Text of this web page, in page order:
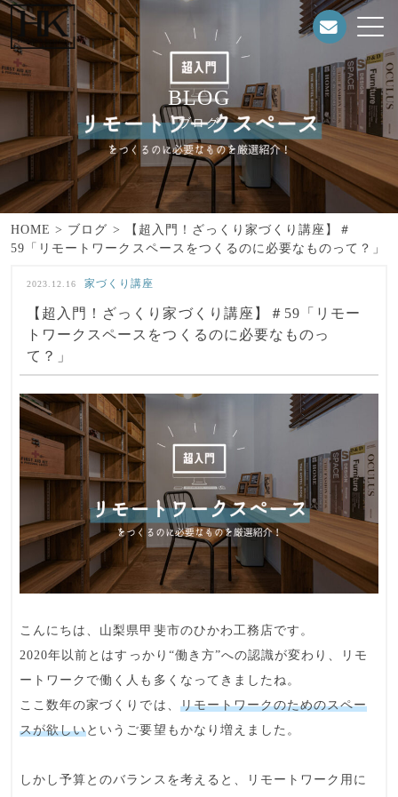
BLOG
ブログ
HOME > ブログ >
【超入門！ざっくり家づくり講座】＃
59「リモートワークスペースをつくるのに必要なものって？」
【超入門！ざっくり家づくり講座】＃59「リモー
トワークスペースをつくるのに必要なものっ
て？」
2023.12.16 家づくり講座
こんにちは、山梨県甲斐市のひかわ工務店です。
2020年以前とはすっかり“働き方”への認識が変わり、
リモ
ートワークで働く人 も多くなってきましたね。
ここ数年の家づくりでは、 リモートワークのためのスペー
スが欲しいというご要望もかなり増えました。
しかし予算とのバランス を考えると、リモートワーク用に